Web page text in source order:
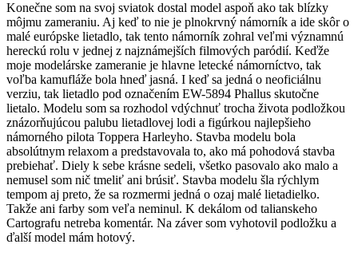
Konečne som na svoj sviatok dostal model aspoň ako tak blízky
môjmu zameraniu. Aj keď to nie je plnokrvný námorník a ide skôr o
malé európske lietadlo, tak tento námorník zohral veľmi významnú
hereckú rolu v jednej z najznámejších filmových paródií. Keďže
moje modelárske zameranie je hlavne letecké námorníctvo, tak
voľba kamufláže bola hneď jasná. I keď sa jedná o neoficiálnu
verziu, tak lietadlo pod označením EW-5894 Phallus skutočne
lietalo. Modelu som sa rozhodol vdýchnuť trocha života podložkou
znázorňujúcou palubu lietadlovej lodi a figúrkou najlepšieho
námorného pilota Toppera Harleyho. Stavba modelu bola
absolútnym relaxom a predstavovala to, ako má pohodová stavba
prebiehať. Diely k sebe krásne sedeli, všetko pasovalo ako malo a
nemusel som nič tmeliť ani brúsiť. Stavba modelu šla rýchlym
tempom aj preto, že sa rozmermi jedná o ozaj malé lietadielko.
Takže ani farby som veľa neminul. K dekálom od talianskeho
Cartografu netreba komentár. Na záver som vyhotovil podložku a
ďalší model mám hotový.